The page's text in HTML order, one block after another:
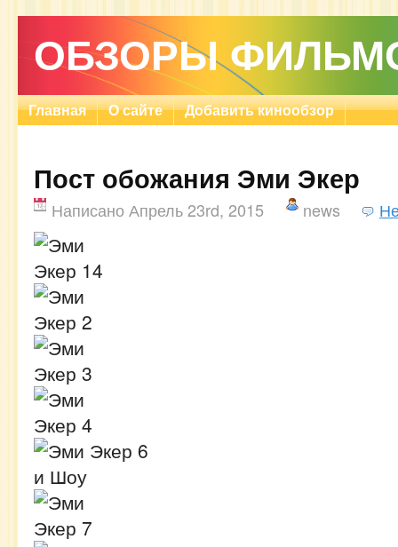
ОБЗОРЫ
Главная О сайте Добавить кинообзор
Пост обожания Эми Экер
Написано Апрель 23rd, 2015 news